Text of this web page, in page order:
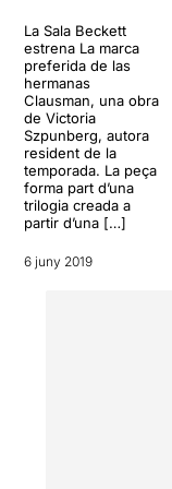
La Sala Beckett
estrena La marca
preferida de las
hermanas
Clausman, una obra
de Victoria
Szpunberg, autora
resident de la
temporada. La peça
forma part d’una
trilogia creada a
partir d’una […]
6 juny 2019